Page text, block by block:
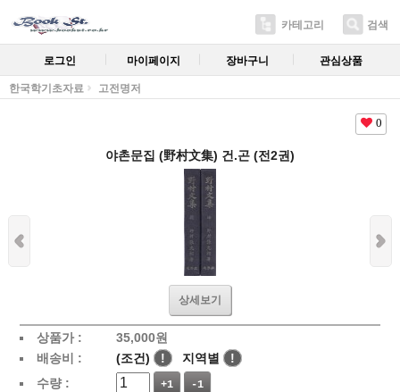
카테고리 검색
로그인 마이페이지 장바구니 관심상품
한국학기초자료 고전명저
0
야촌문집 (野村文集) 건.곤 (전2권)
상세보기
상품가 : 35,000원
배송비 :
(조건) ! 지역별
!
수량 :
+1 -1